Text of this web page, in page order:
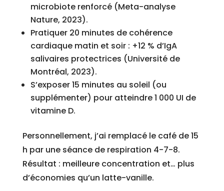
microbiote renforcé (Meta-analyse
Nature, 2023).
Pratiquer 20 minutes de cohérence
cardiaque matin et soir : +12 % d’IgA
salivaires protectrices (Université de
Montréal, 2023).
S’exposer 15 minutes au soleil (ou
supplémenter) pour atteindre 1 000 UI de
vitamine D.
Personnellement, j’ai remplacé le café de 15
h par une séance de respiration 4-7-8.
Résultat : meilleure concentration et… plus
d’économies qu’un latte-vanille.